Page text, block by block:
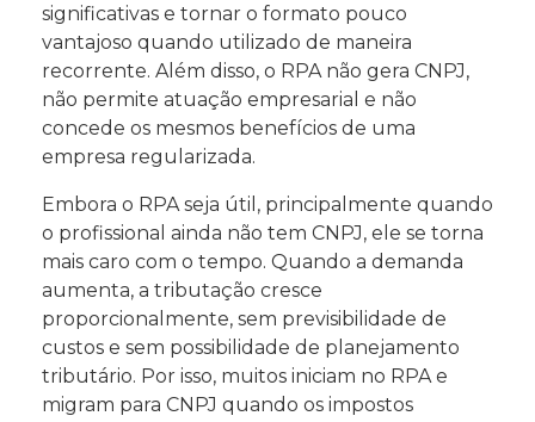
significativas e tornar o formato pouco
vantajoso quando utilizado de maneira
recorrente. Além disso, o RPA não gera CNPJ,
não permite atuação empresarial e não
concede os mesmos benefícios de uma
empresa regularizada.
Embora o RPA seja útil, principalmente quando
o profissional ainda não tem CNPJ, ele se torna
mais caro com o tempo. Quando a demanda
aumenta, a tributação cresce
proporcionalmente, sem previsibilidade de
custos e sem possibilidade de planejamento
tributário. Por isso, muitos iniciam no RPA e
migram para CNPJ quando os impostos